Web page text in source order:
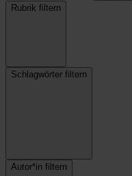
Rubrik filtern
Schlagwörter filtern
Autor*in filtern